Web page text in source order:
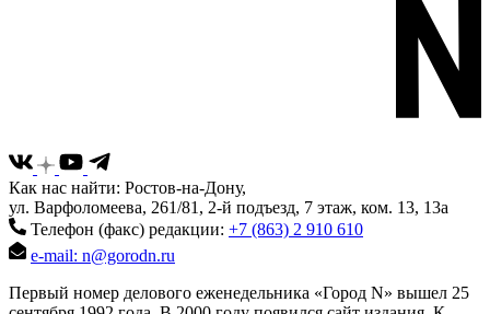
Как нас найти: Ростов-на-Дону,
ул. Варфоломеева, 261/81, 2-й подъезд, 7 этаж, ком. 13, 13а
Телефон (факс) редакции: +7 (863) 2 910 610
e-mail: n@gorodn.ru
Первый номер делового еженедельника «Город N» вышел 25